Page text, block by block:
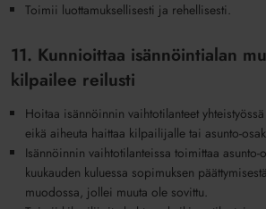
Toimii luottamuksellisesti ja rehellisesti.
11. Kunnioittaa isännöintialan
kilpailee reilusti
Hoitaa isännöinnin vaihtotilanteet
eikä aiheuta haittaa kilpailijalle tai asunto-
Isännöinnin vaihtotilanteissa toimittaa
kuukauden kuluessa sopimuksen
muodossa, jollei muuta ole sovittu.